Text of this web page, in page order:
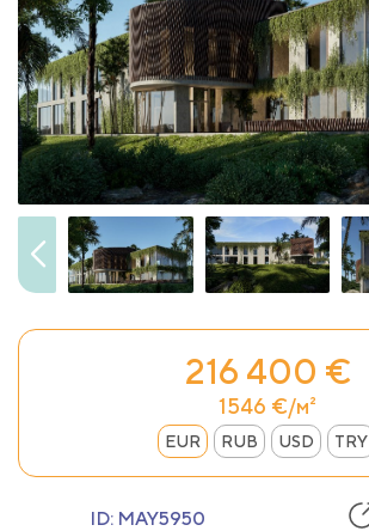
216 400 €
1546 €/м²
EUR RUB USD TRY
ID: MAY5950